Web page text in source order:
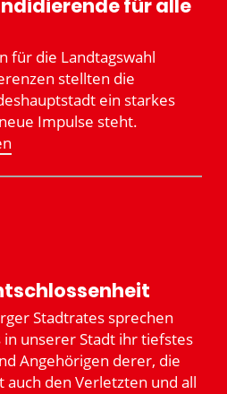
für alle
für die Landtagswahl
stellten die
ein starkes
Impulse steht.
Stadt­rates sprechen
unserer Stadt ihr tiefstes
Angehö­rigen derer, die
den Verletzten und all